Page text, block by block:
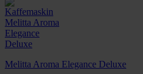
Melitta Aroma Elegance Deluxe